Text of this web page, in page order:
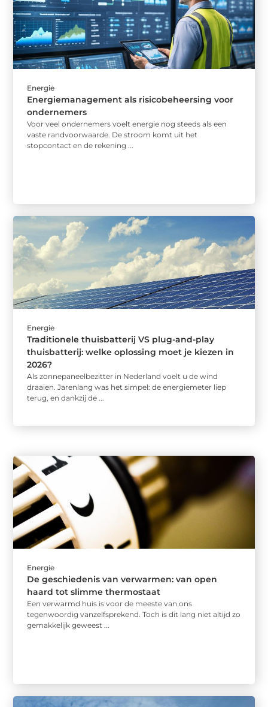
Energie
Energiemanagement als risicobeheersing voor
ondernemers
Voor veel ondernemers voelt energie nog steeds als een
vaste randvoorwaarde. De stroom komt uit het
stopcontact en de rekening ...
Energie
Traditionele thuisbatterij VS plug-and-play
thuisbatterij: welke oplossing moet je kiezen in
2026?
Als zonnepaneelbezitter in Nederland voelt u de wind
draaien. Jarenlang was het simpel: de energiemeter liep
terug, en dankzij de ...
Energie
De geschiedenis van verwarmen: van open
haard tot slimme thermostaat
Een verwarmd huis is voor de meeste van ons
tegenwoordig vanzelfsprekend. Toch is dit lang niet altijd zo
gemakkelijk geweest ...